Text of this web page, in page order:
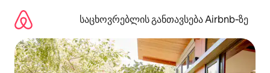
გადასვლა
საცხოვრებლის განთავსება Airbnb‑ზე